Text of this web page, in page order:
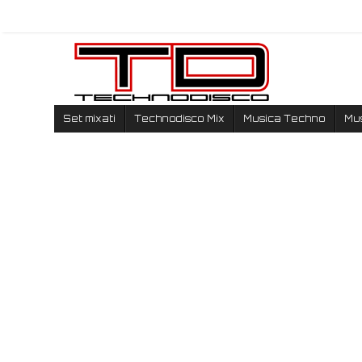
Set mixati Technodisco Mix Musica Techno